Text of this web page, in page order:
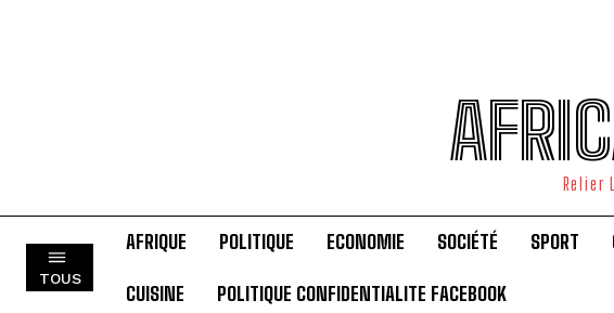
Relier
TOUS
AFRIQUE POLITIQUE ECONOMIE SOCIÉTÉ SPORT
CUISINE POLITIQUE CONFIDENTIALITE FACEBOOK